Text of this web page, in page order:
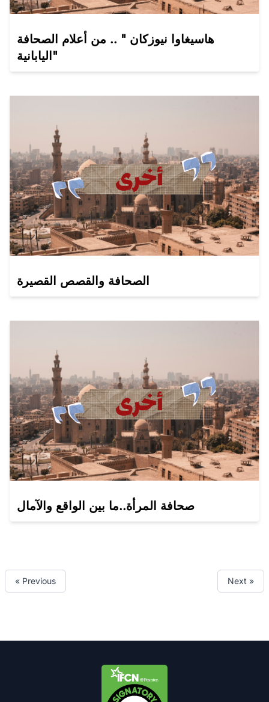
هاسيغاوا نيوزكان " .. من أعلام الصحافة
اليابانية"
الصحافة والقصص القصيرة
صحافة المرأة..ما بين الواقع والآمال
« Previous Next »